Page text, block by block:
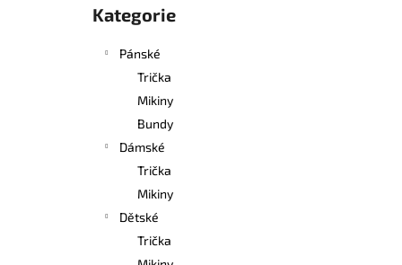
Přeskočit
kategorie
Kategorie
Pánské
Trička
Mikiny
Bundy
Dámské
Trička
Mikiny
Dětské
Trička